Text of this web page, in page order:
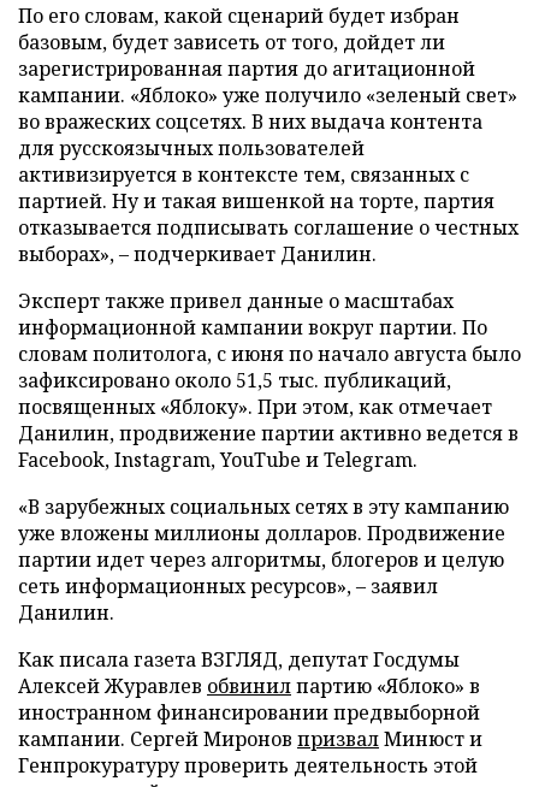
По его словам, какой сценарий будет избран
базовым, будет зависеть от того, дойдет ли
зарегистрированная партия до агитационной
кампании. «Яблоко» уже получило «зеленый свет»
во вражеских соцсетях. В них выдача контента
для русскоязычных пользователей
активизируется в контексте тем, связанных с
партией. Ну и такая вишенкой на торте, партия
отказывается подписывать соглашение о честных
выборах», – подчеркивает Данилин.
Эксперт также привел данные о масштабах
информационной кампании вокруг партии. По
словам политолога, с июня по начало августа было
зафиксировано около 51,5 тыс. публикаций,
посвященных «Яблоку». При этом, как отмечает
Данилин, продвижение партии активно ведется в
Facebook, Instagram, YouTube и Telegram.
«В зарубежных социальных сетях в эту кампанию
уже вложены миллионы долларов. Продвижение
партии идет через алгоритмы, блогеров и целую
сеть информационных ресурсов», – заявил
Данилин.
Как писала газета ВЗГЛЯД, депутат Госдумы
Алексей Журавлев обвинилпартию «Яблоко» в
иностранном финансировании предвыборной
кампании. Сергей Миронов призвалМинюст и
Генпрокуратуру проверить деятельность этой